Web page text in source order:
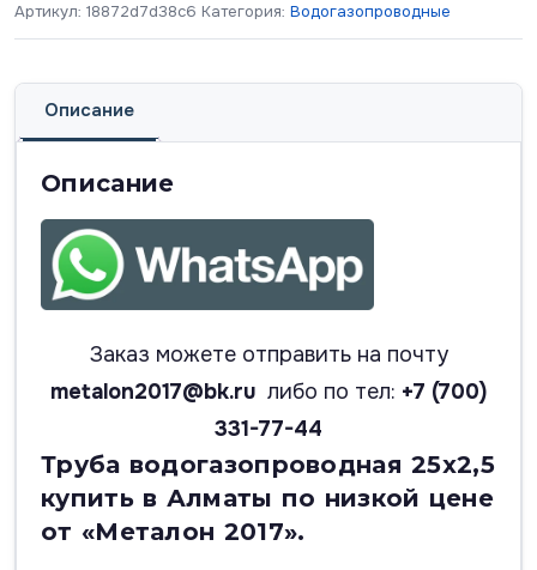
Артикул: 18872d7d38c6 Категория: Водогазопроводные
Описание
Описание
Заказ можете отправить на почту
metalon2017@bk.ru либо по тел: +7 (700)
331-77-44
Труба водогазопроводная 25х2,5
купить в Алматы по низкой цене
от «Металон 2017».